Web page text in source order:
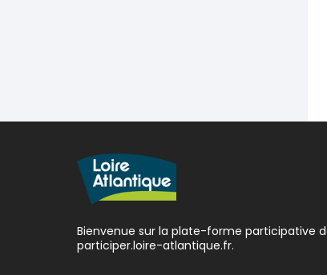
Bienvenue sur la plate-forme participative
participer.loire-atlantique.fr.